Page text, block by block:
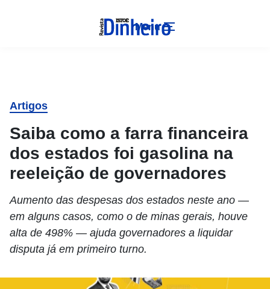
Menu
Artigos
Saiba como a farra financeira
dos estados foi gasolina na
reeleição de governadores
Aumento das despesas dos estados neste ano —
em alguns casos, como o de minas gerais, houve
alta de 498% — ajuda governadores a liquidar
disputa já em primeiro turno.